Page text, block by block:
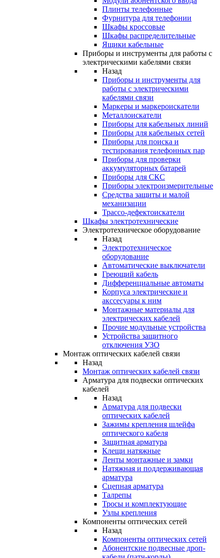
Плинты телефонные
Фурнитура для телефонии
Шкафы кроссовые
Шкафы распределительные
Ящики кабельные
Приборы и инструменты для работы с
электрическими кабелями связи
Назад
Приборы и инструменты для
работы с электрическими
кабелями связи
Маркеры и маркероискатели
Металлоискатели
Приборы для кабельных линий
Приборы для кабельных сетей
Приборы для поиска и
тестирования телефонных пар
Приборы для проверки
аккумуляторных батарей
Приборы для СКС
Приборы электроизмерительные
Средства защиты и малой
механизации
Трассо-дефектоискатели
Шкафы электротехнические
Электротехническое оборудование
Назад
Электротехническое
оборудование
Автоматические выключатели
Греющий кабель
Дифференциальные автоматы
Корпуса электрические и
акссесуары к ним
Монтажные материалы для
электрических кабелей
Прочие модульные устройства
Устройства защитного
отключения УЗО
Монтаж оптических кабелей связи
Назад
Монтаж оптических кабелей связи
Арматура для подвески оптических
кабелей
Назад
Арматура для подвески
оптических кабелей
Зажимы крепления шлейфа
оптического кабеля
Защитная арматура
Клещи натяжные
Ленты монтажные и замки
Натяжная и поддерживающая
арматура
Сцепная арматура
Талрепы
Тросы и комплектующие
Узлы крепления
Компоненты оптических сетей
Назад
Компоненты оптических сетей
Абонентские подвесные дроп-